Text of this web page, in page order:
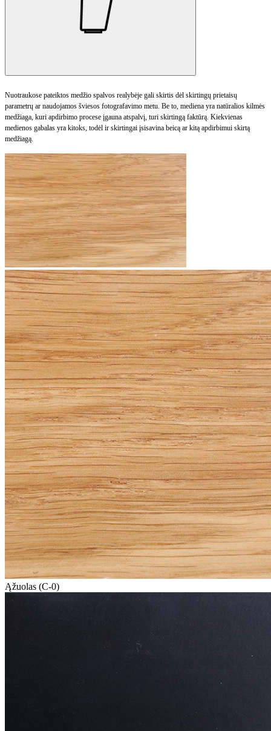
Nuotraukose pateiktos medžio spalvos realybėje gali skirtis dėl skirtingų prietaisų
parametrų ar naudojamos šviesos fotografavimo metu. Be to, mediena yra natūralios kilmės
medžiaga, kuri apdirbimo procese įgauna atspalvį, turi skirtingą faktūrą. Kiekvienas
medienos gabalas yra kitoks, todėl ir skirtingai įsisavina beicą ar kitą apdirbimui skirtą
medžiagą.
Ąžuolas (C-0)